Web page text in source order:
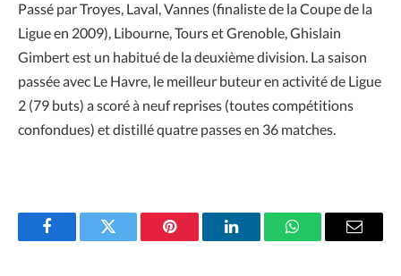
Passé par Troyes, Laval, Vannes (finaliste de la Coupe de la
Ligue en 2009), Libourne, Tours et Grenoble, Ghislain
Gimbert est un habitué de la deuxième division. La saison
passée avec Le Havre, le meilleur buteur en activité de Ligue
2 (79 buts) a scoré à neuf reprises (toutes compétitions
confondues) et distillé quatre passes en 36 matches.
FacebookTwitter Pinterest LinkedInWhatsAppEmail